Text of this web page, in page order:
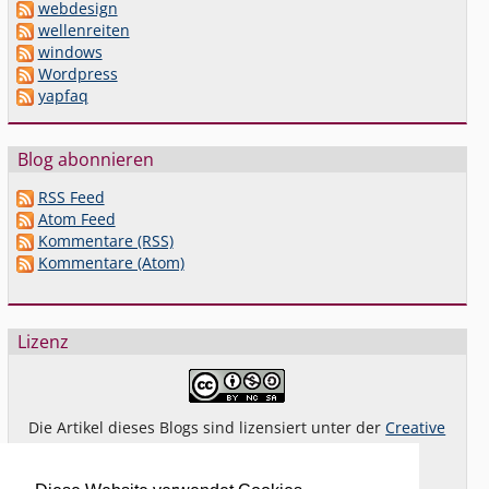
webdesign
wellenreiten
windows
Wordpress
yapfaq
Blog abonnieren
RSS Feed
Atom Feed
Kommentare (RSS)
Kommentare (Atom)
Lizenz
Die Artikel dieses Blogs sind lizensiert unter derCreative